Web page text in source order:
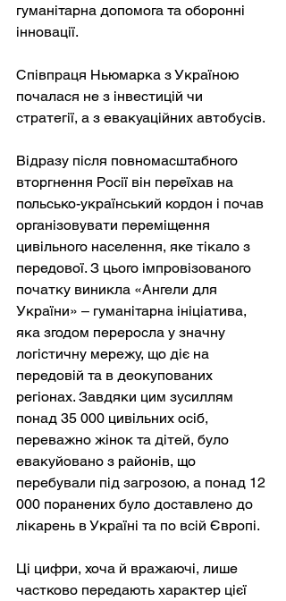
гуманітарна допомога та оборонні
інновації.
Співпраця Ньюмарка з Україною
почалася не з інвестицій чи
стратегії, а з евакуаційних автобусів.
Відразу після повномасштабного
вторгнення Росії він переїхав на
польсько-український кордон і почав
організовувати переміщення
цивільного населення, яке тікало з
передової. З цього імпровізованого
початку виникла «Ангели для
України» – гуманітарна ініціатива,
яка згодом переросла у значну
логістичну мережу, що діє на
передовій та в деокупованих
регіонах. Завдяки цим зусиллям
понад 35 000 цивільних осіб,
переважно жінок та дітей, було
евакуйовано з районів, що
перебували під загрозою, а понад 12
000 поранених було доставлено до
лікарень в Україні та по всій Європі.
Ці цифри, хоча й вражаючі, лише
частково передають характер цієї